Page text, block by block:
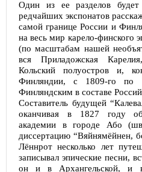
Один из ее разделов
редчайших экспонатов
самой границе России и
на весь мир карело-финского
(по масштабам нашей
вся Приладожская
Кольский полуостров и,
Финляндии, с 1809-го по
Финляндским в составе
Составитель будущей
оканчивая в 1827 году
академии в городе Або
диссертацию “Вяйнямёйнен,
Лённрот несколько лет
записывал эпические песни,
он и в Архангельской, и